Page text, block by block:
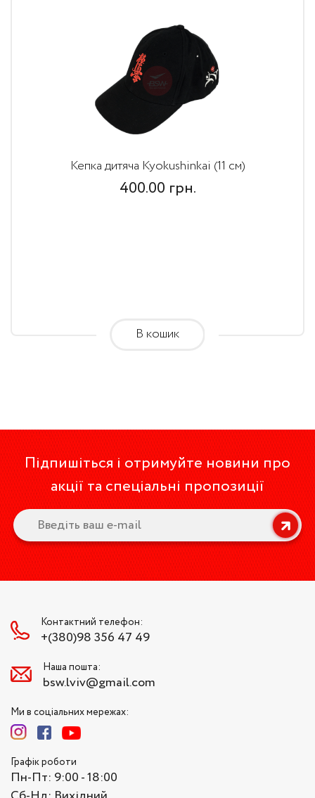
Кепка дитяча Kyokushinkai (11 см)
400.00 грн.
В кошик
Підпишіться і отримуйте новини про
акції та спеціальні пропозиції
Контактний телефон:
+(380)98 356 47 49
Наша пошта:
bsw.lviv@gmail.com
Ми в соціальних мережах:
Графік роботи
Пн-Пт: 9:00 - 18:00